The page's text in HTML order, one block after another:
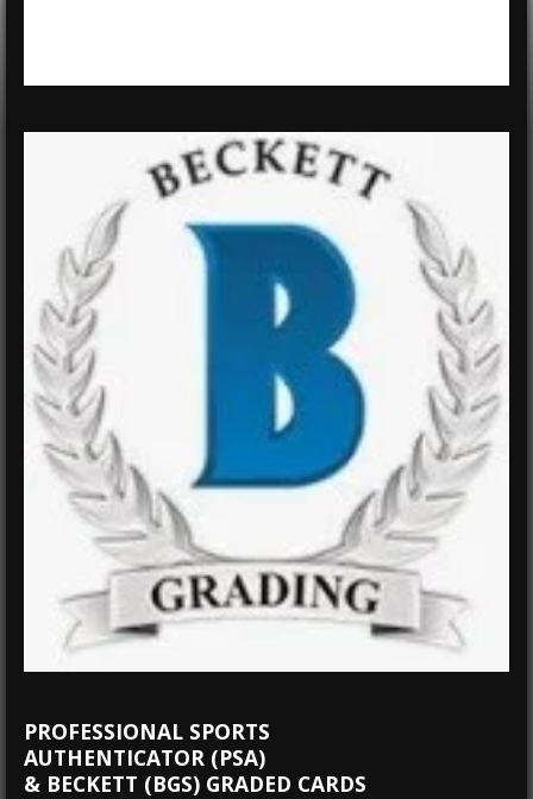
PROFESSIONAL SPORTS
AUTHENTICATOR (PSA)
& BECKETT (BGS) GRADED CARDS